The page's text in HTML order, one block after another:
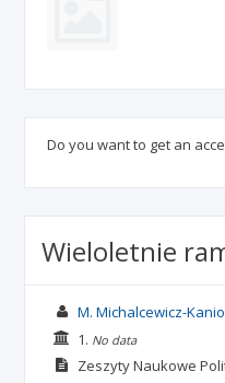
Do you want to get an
Wieloletnie
M. Michalcewicz-
1. No data
Zeszyty Naukowe